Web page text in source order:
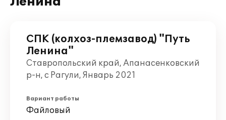
СПК (колхоз-племзавод) "Путь
Ленина"
Ставропольский край, Апанасенковский
р-н, с Рагули, Январь 2021
Вариант работы
Файловый